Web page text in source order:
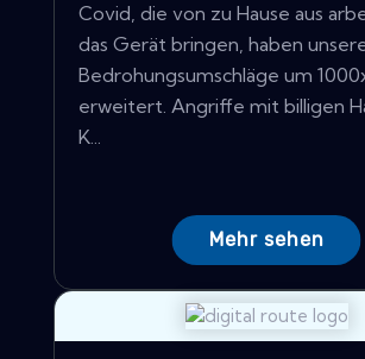
Covid, die von zu Hause aus
das Gerät bringen, haben
Bedrohungsumschläge um
erweitert. Angriffe mit billigen
K...
Mehr sehen